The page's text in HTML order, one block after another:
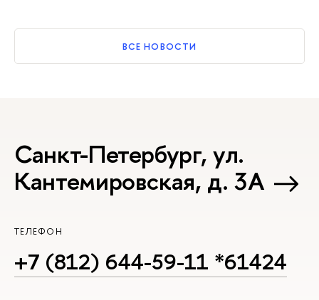
ВСЕ НОВОСТИ
Санкт-Петербург, ул.
Кантемировская, д. 3А
ТЕЛЕФОН
+7 (812) 644-59-11 *61424